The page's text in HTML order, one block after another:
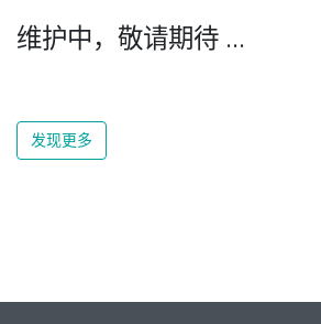
维护中，敬请期待 ...
发现更多